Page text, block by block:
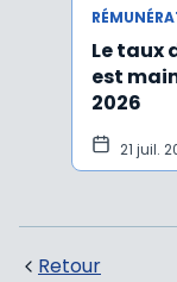
Le taux
est
2026
21 juil.
Retour